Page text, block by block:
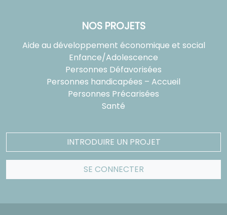
NOS PROJETS
Aide au développement économique et social
Enfance/Adolescence
Personnes Défavorisées
Personnes handicapées – Accueil
Personnes Précarisées
Santé
INTRODUIRE UN PROJET
SE CONNECTER